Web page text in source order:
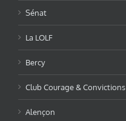
Sénat
La LOLF
Bercy
Club Courage & Convictions
Alençon